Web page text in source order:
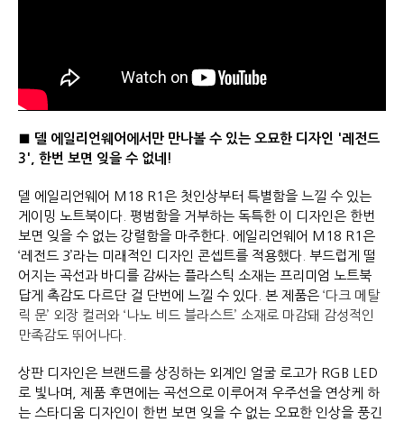
■ 델 에일리언웨어에서만 만나볼 수 있는 오묘한 디자인 '레전드
3', 한번 보면 잊을 수 없네!
델 에일리언웨어 M18 R1은 첫인상부터 특별함을 느낄 수 있는
게이밍 노트북이다. 평범함을 거부하는 독특한 이 디자인은 한번
보면 잊을 수 없는 강렬함을 마주한다. 에일리언웨어 M18 R1은
‘레전드 3’라는 미래적인 디자인 콘셉트를 적용했다. 부드럽게 떨
어지는 곡선과 바디를 감싸는 플라스틱 소재는 프리미엄 노트북
답게 촉감도 다르단 걸 단번에 느낄 수 있다. 본 제품은 ‘다크 메탈
릭 문’ 외장 컬러와 ‘나노 비드 블라스트’ 소재로 마감돼 감성적인
만족감도 뛰어나다.
상판 디자인은 브랜드를 상징하는 외계인 얼굴 로고가 RGB LED
로 빛나며, 제품 후면에는 곡선으로 이루어져 우주선을 연상케 하
는 스타디움 디자인이 한번 보면 잊을 수 없는 오묘한 인상을 풍긴